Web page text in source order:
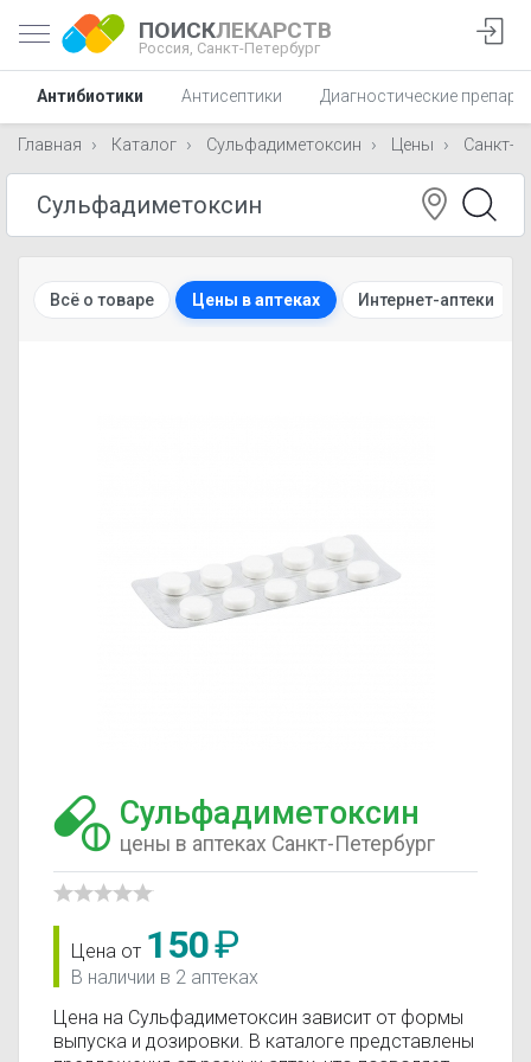
ПОИСКЛЕКАРСТВ
Россия, Санкт-Петербург
Антибиотики Антисептики Диагностические
Главная Каталог Сульфадиметоксин Цены Санкт-
Всё о товаре Цены в аптеках Интернет-аптеки
Сульфадиметоксин
цены в аптеках Санкт-Петербург
Цена от 150₽
В наличии в 2 аптеках
Цена на Сульфадиметоксин зависит от формы
выпуска и дозировки. В каталоге представлены